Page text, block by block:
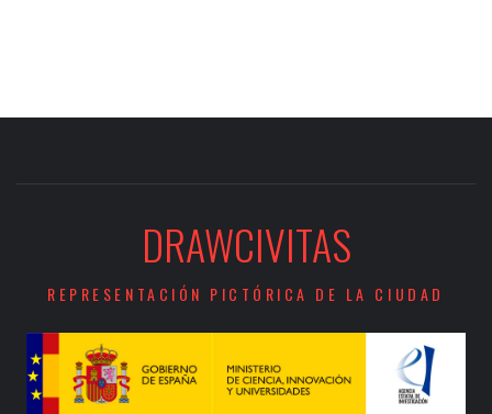
DRAWCIVITAS
REPRESENTACIÓN PICTÓRICA DE LA CIUDAD